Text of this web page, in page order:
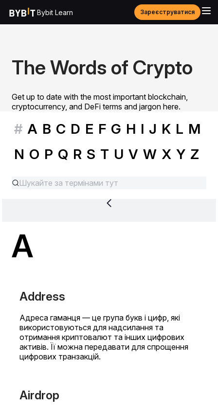
Bybit Learn Зареєструватися
The Words of Crypto
Get up to date with the most important blockchain,
cryptocurrency, and DeFi terms and jargon here.
# A B C D E F G H I J K L M
N O P Q R S T U V W X Y Z
A
Address
Адреса гаманця — це група букв і цифр, які
використовуються для надсилання та
отримання криптовалют та інших цифрових
активів. Її можна передавати для спрощення
цифрових транзакцій.
Airdrop